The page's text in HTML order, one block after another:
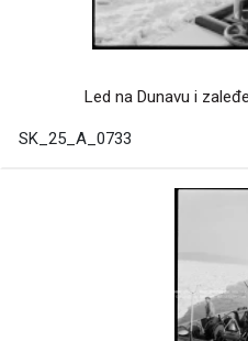
Led na Dunavu i
SK_25_A_0733